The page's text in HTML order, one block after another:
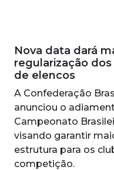
Nova data dará
regularização
de elencos
A Confederação
anunciou o
Campeonato
visando garantir
estrutura para os
competição.